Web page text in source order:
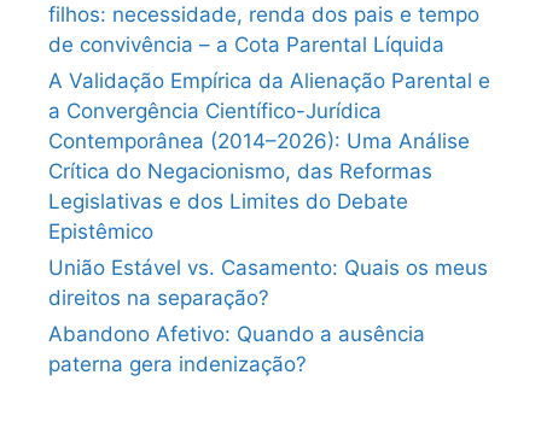
filhos: necessidade, renda dos pais e tempo
de convivência – a Cota Parental Líquida
A Validação Empírica da Alienação Parental e
a Convergência Científico-Jurídica
Contemporânea (2014–2026): Uma Análise
Crítica do Negacionismo, das Reformas
Legislativas e dos Limites do Debate
Epistêmico
União Estável vs. Casamento: Quais os meus
direitos na separação?
Abandono Afetivo: Quando a ausência
paterna gera indenização?